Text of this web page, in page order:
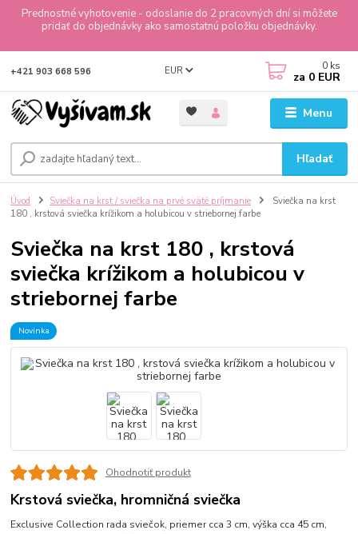
Prednostné vyhotovenie - odoslanie do 2 pracovných dní si môžete
pridať do objednávky ako samostatnú položku objednávky.
Menu
EUR
Hľadať
+421 903 668 596 0 ks
za 0 EUR
Úvod Sviečka na krst / sviečka na prvé sväté príjmanie
Sviečka na krst
180 , krstová sviečka krížikom a holubicou v striebornej farbe
Sviečka na krst 180 , krstová
sviečka krížikom a holubicou v
striebornej farbe
Novinka
Ohodnotiť produkt
Krstová sviečka, hromničná sviečka
Exclusive Collection rada sviečok, priemer cca 3 cm, výška cca 45 cm,